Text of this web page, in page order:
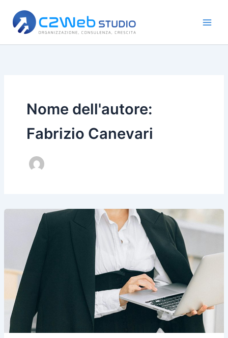
contenuto
Nome dell'autore:
Fabrizio Canevari